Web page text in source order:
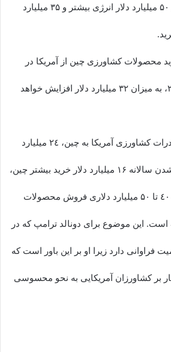
خواهد کرد. پکن همچنین ۵٠ میلیارد دلار انرژی بیشتر و ٣۵ میلیارد
محصولات کشاورزی چین از آمریکا در
مقایسه با سال پایه ٢٠١٧، به میزان ٣٢ میلیارد دلار افزایش خواهد
در سال ٢٠١٧ میزان صادرات کشاورزی آمریکا به چین، ٢٤ میلیارد
دلار بود و حالا با اضافه شدن سالانه ١۶ میلیارد دلار خرید بیشتر چین،
ترامپ به هدف صادرات ٤٠ تا ۵٠ میلیارد دلاری فروش محصولات
این موضوع برای دونالد ترامپ که در
فراوانی دارد زیرا او بر این باور است که
بر کشاورزان آمریکایی به نحو محسوسی